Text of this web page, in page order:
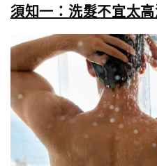
須知一：洗髮不宜太